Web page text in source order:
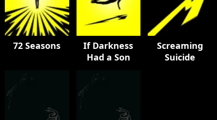
72 Seasons
If Darkness
Had a Son
Screaming
Suicide